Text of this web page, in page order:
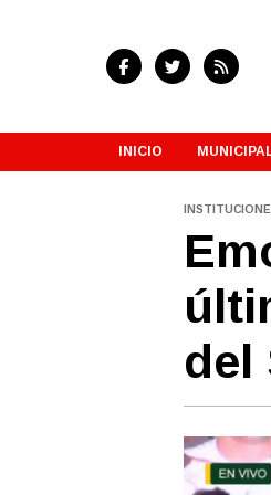
INICIO
del